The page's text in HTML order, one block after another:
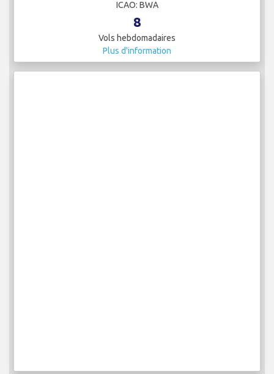
Caribbean Airlines
IATA: BW
ICAO: BWA
8
Vols hebdomadaires